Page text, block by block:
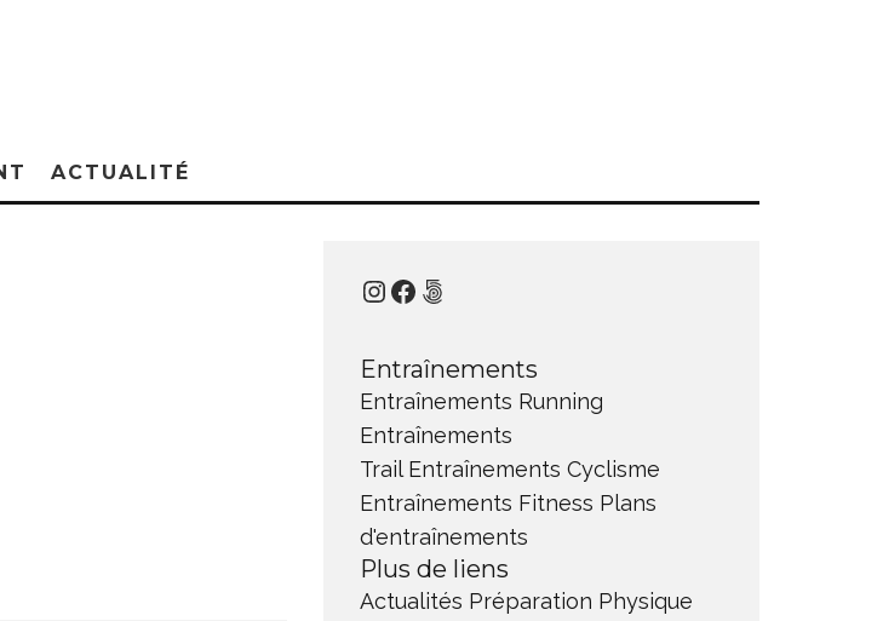
ACTUALITÉ
Instagram
Facebook
500px
Entraînements
Entraînements Running
Entraînements
Trail Entraînements Cyclisme
Entraînements Fitness Plans
d'entraînements
Plus de liens
Actualités Préparation Physique